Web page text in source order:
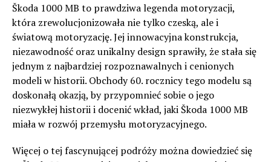
Škoda 1000 MB to prawdziwa legenda motoryzacji,
która zrewolucjonizowała nie tylko czeską, ale i
światową motoryzację. Jej innowacyjna konstrukcja,
niezawodność oraz unikalny design sprawiły, że stała się
jednym z najbardziej rozpoznawalnych i cenionych
modeli w historii. Obchody 60. rocznicy tego modelu są
doskonałą okazją, by przypomnieć sobie o jego
niezwykłej historii i docenić wkład, jaki Škoda 1000 MB
miała w rozwój przemysłu motoryzacyjnego.
Więcej o tej fascynującej podróży można dowiedzieć się